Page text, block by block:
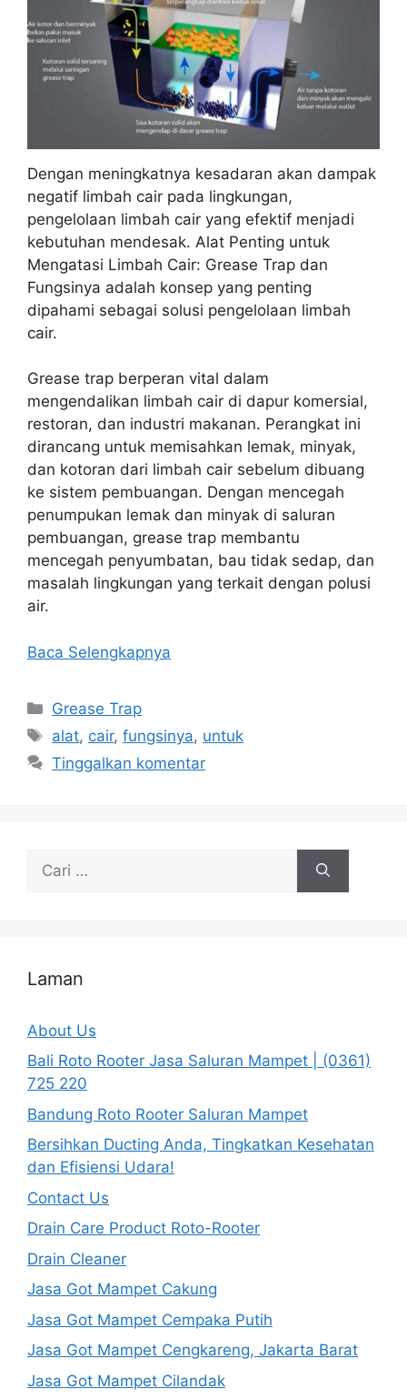
Dengan meningkatnya kesadaran akan dampak
negatif limbah cair pada lingkungan,
pengelolaan limbah cair yang efektif menjadi
kebutuhan mendesak. Alat Penting untuk
Mengatasi Limbah Cair: Grease Trap dan
Fungsinya adalah konsep yang penting
dipahami sebagai solusi pengelolaan limbah
cair.
Grease trap berperan vital dalam
mengendalikan limbah cair di dapur komersial,
restoran, dan industri makanan. Perangkat ini
dirancang untuk memisahkan lemak, minyak,
dan kotoran dari limbah cair sebelum dibuang
ke sistem pembuangan. Dengan mencegah
penumpukan lemak dan minyak di saluran
pembuangan, grease trap membantu
mencegah penyumbatan, bau tidak sedap, dan
masalah lingkungan yang terkait dengan polusi
air.
Baca Selengkapnya
Kategori
Grease Trap
Tag
alat, cair,fungsinya, untuk
Tinggalkan komentar
untuk:
Laman
About Us
Bali Roto Rooter Jasa Saluran Mampet | (0361)
725 220
Bandung Roto Rooter Saluran Mampet
Bersihkan Ducting Anda, Tingkatkan Kesehatan
dan Efisiensi Udara!
Contact Us
Drain Care Product Roto-Rooter
Drain Cleaner
Jasa Got Mampet Cakung
Jasa Got Mampet Cempaka Putih
Jasa Got Mampet Cengkareng, Jakarta Barat
Jasa Got Mampet Cilandak